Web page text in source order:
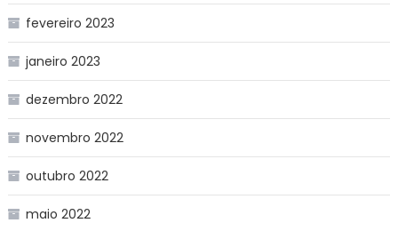
fevereiro 2023
janeiro 2023
dezembro 2022
novembro 2022
outubro 2022
maio 2022